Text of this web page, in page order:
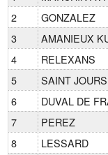
2
GONZALEZ
3
AMANIEUX
4
RELEXANS
5
SAINT JOURS
6
DUVAL DE
7
PEREZ
8
LESSARD